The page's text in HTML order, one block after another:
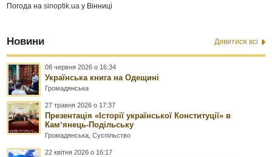
Погода наsinoptik.ua у Вінниці
Новини Дивитися всі
08 червня 2026 о 16:34
Українська книга на Одещині
Громадянська
27 травня 2026 о 17:37
Презентація «Історії української Конституції» в
Камʼянець-Подільську
Громадянська ,Суспільство
22 квітня 2026 о 16:17